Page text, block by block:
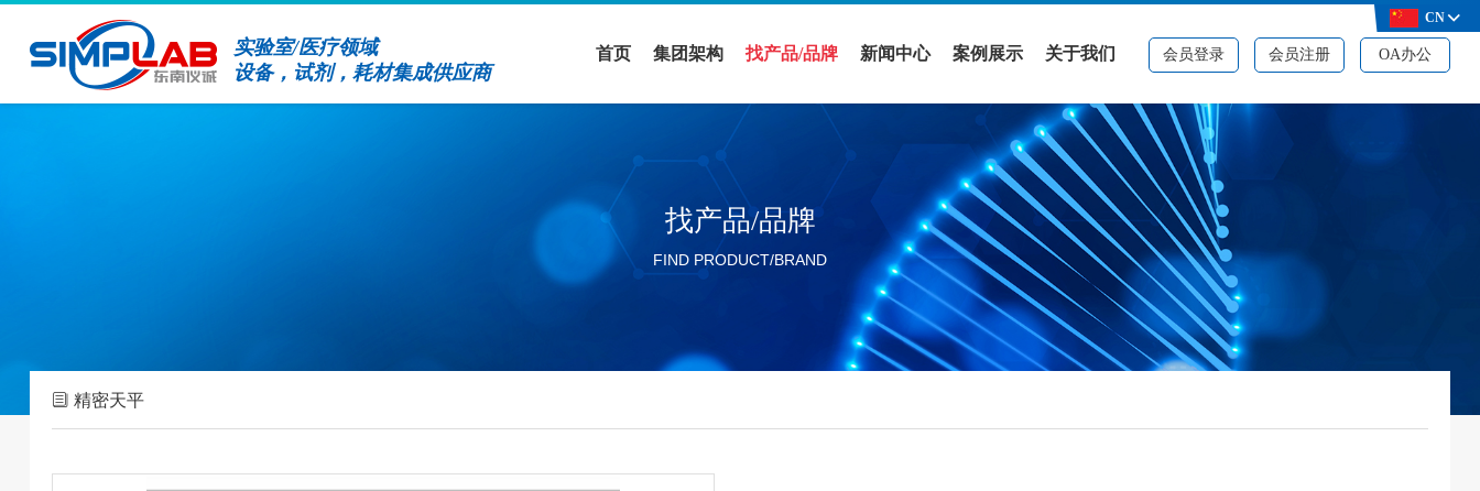
实验室/医疗领域
设备，试剂，耗材集成供应商
会员登录 会员注册 OA办公
首页 集团架构
实验室设备领域
找产品/品牌 新闻中心
公司新闻
活动展会
行业新闻
分公司新闻
案例展示
案例展示
解决方案
关于我们
公司简介
品牌资质
CN
找产品/品牌
FIND PRODUCT/BRAND
精密天平